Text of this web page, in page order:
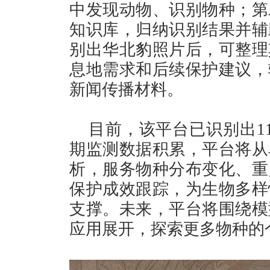
中发现动物、识别物种；
知识库，归纳识别结果并
别出华北豹照片后，可整
息地需求和后续保护建议
新闻传播材料。
目前，该平台已识别出
期监测数据积累，平台将
析，服务物种分布变化、
保护成效跟踪，为生物多
支撑。未来，平台将围绕
应用展开，探索更多物种